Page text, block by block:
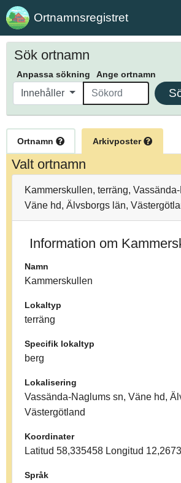
Ortnamnsregistret
Sök ortnamn
Anpassa sökning Ange ortnamn
Innehåller
Ortnamn Arkivposter
Valt ortnamn
Kammerskullen, terräng,
Väne hd, Älvsborgs län,
Information om
Namn
Kammerskullen
Lokaltyp
terräng
Specifik lokaltyp
berg
Lokalisering
Vassända-Naglums sn, Väne hd,
Västergötland
Koordinater
Latitud 58,335458 Longitud
Språk